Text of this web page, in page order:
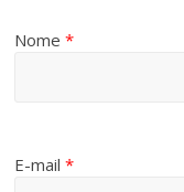
Nome*
E-mail*